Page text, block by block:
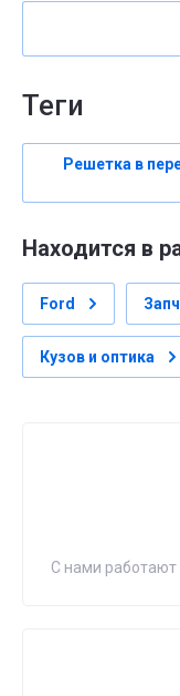
теги
Решетка в
Находится в
Ford
Кузов и оптика
С нами